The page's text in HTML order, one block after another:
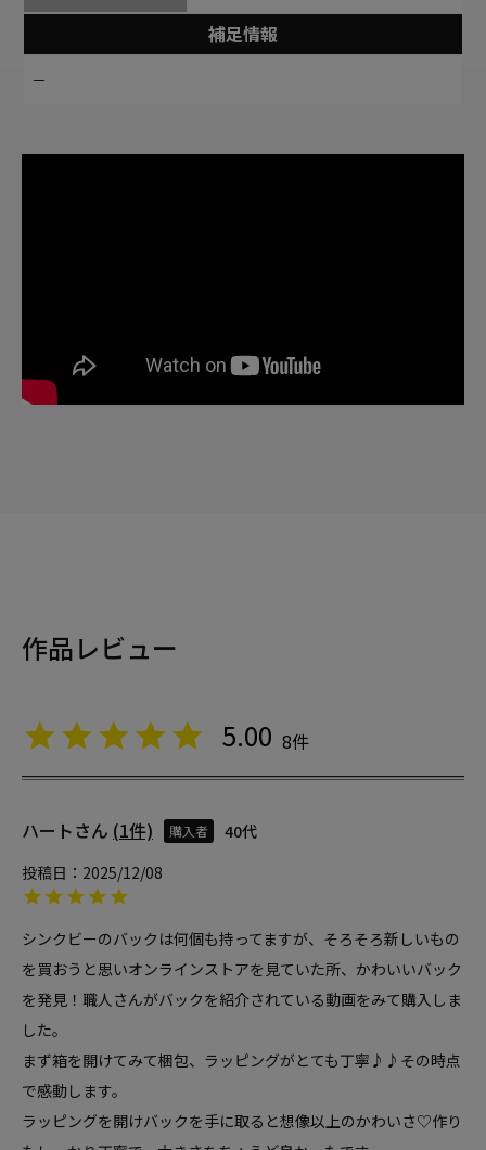
補足情報
－
作品レビュー
5.00 8
ハート 1 購入者
40代
投稿日
2025/12/08
シンクビーのバックは何個も持ってますが、そろそろ新しいもの
を買おうと思いオンラインストアを見ていた所、かわいいバック
を発見！職人さんがバックを紹介されている動画をみて購入しま
した。
まず箱を開けてみて梱包、ラッピングがとても丁寧♪♪その時点
で感動します。
ラッピングを開けバックを手に取ると想像以上のかわいさ♡作り